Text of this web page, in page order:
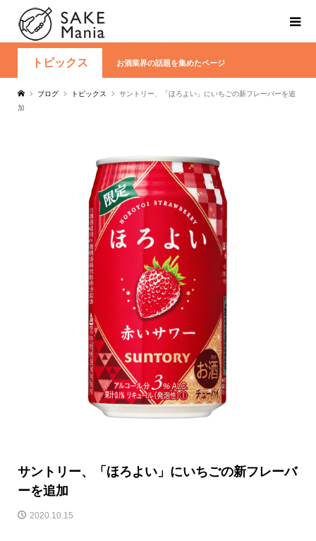
トピックス お酒業界の話題を集めたページ
ブログ トピックス
サントリー、「ほろよい」にいちごの新フレーバーを追
加
サントリー、「ほろよい」にいちごの新フレーバ
ーを追加
2020.10.15